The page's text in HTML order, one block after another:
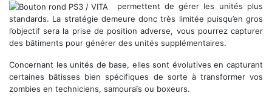
permettent de gérer les unités plus
standards. La stratégie demeure donc très limitée puisqu’en gros
l’objectif sera la prise de position adverse, vous pourrez capturer
des bâtiments pour générer des unités supplémentaires.
Concernant les unités de base, elles sont évolutives en capturant
certaines bâtisses bien spécifiques de sorte à transformer vos
zombies en techniciens, samouraïs ou boxeurs.